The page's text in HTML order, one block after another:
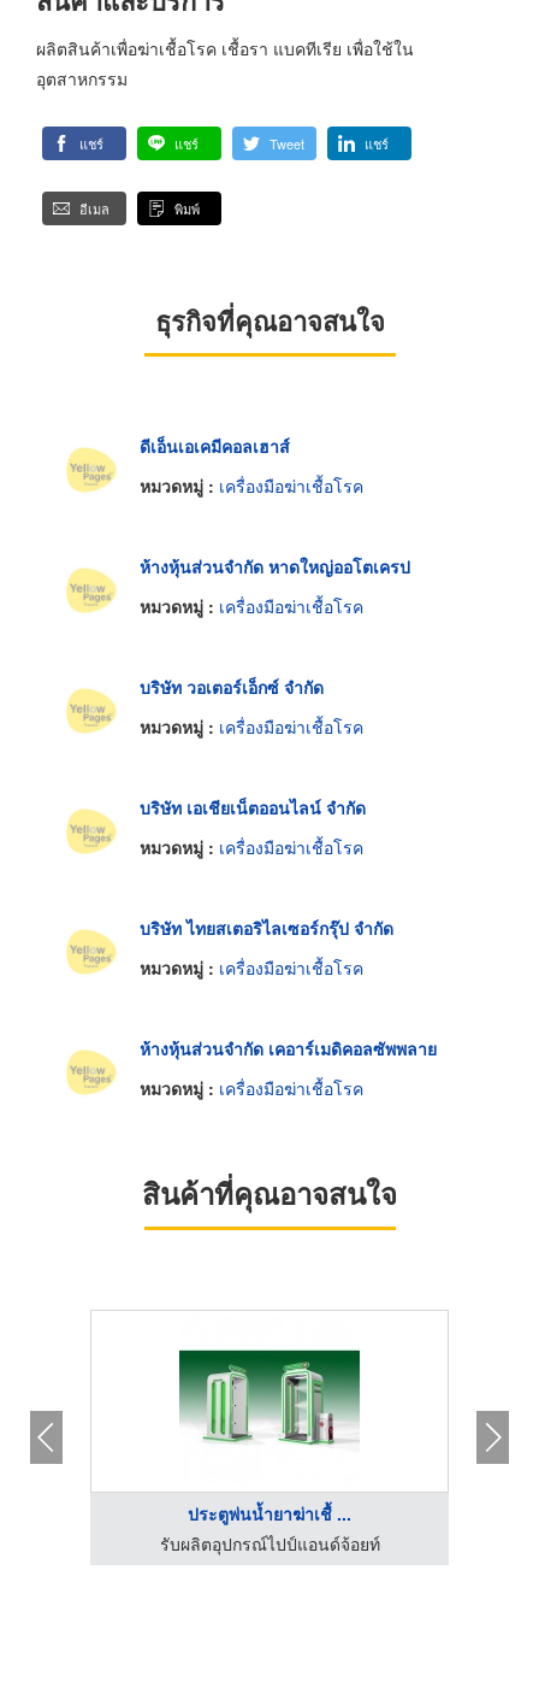
ผลิตสินค้าเพื่อฆ่าเชื้อโรค เชื้อรา แบคทีเรีย เพื่อใช้ใน
อุตสาหกรรม
แชร์ แชร์ Tweet แชร์
อีเมล พิมพ์
ธุรกิจที่คุณอาจสนใจ
ดีเอ็นเอเคมีคอลเฮาส์
หมวดหมู่ : เครื่องมือฆ่าเชื้อโรค
ห้างหุ้นส่วนจำกัด หาดใหญ่ออโตเครป
หมวดหมู่ : เครื่องมือฆ่าเชื้อโรค
บริษัท วอเตอร์เอ็กซ์ จำกัด
หมวดหมู่ : เครื่องมือฆ่าเชื้อโรค
บริษัท เอเชียเน็ตออนไลน์ จำกัด
หมวดหมู่ : เครื่องมือฆ่าเชื้อโรค
บริษัท ไทยสเตอริไลเซอร์กรุ๊ป จำกัด
หมวดหมู่ : เครื่องมือฆ่าเชื้อโรค
ห้างหุ้นส่วนจำกัด เคอาร์เมดิคอลซัพพลาย
หมวดหมู่ : เครื่องมือฆ่าเชื้อโรค
สินค้าที่คุณอาจสนใจ
ประตูพ่นน้ำยาฆ่าเชื้ ...
รับผลิตอุปกรณ์ไปป์แอนด์จ้อยท์